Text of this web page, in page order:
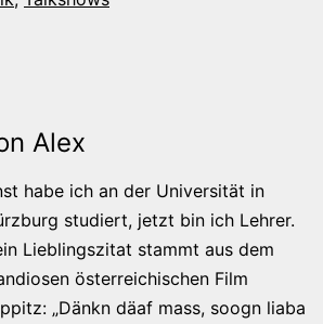
Alex
habe ich an der Universität in
studiert, jetzt bin ich Lehrer.
Lieblingszitat stammt aus dem
österreichischen Film
„Dänkn däaf mass, soogn liaba